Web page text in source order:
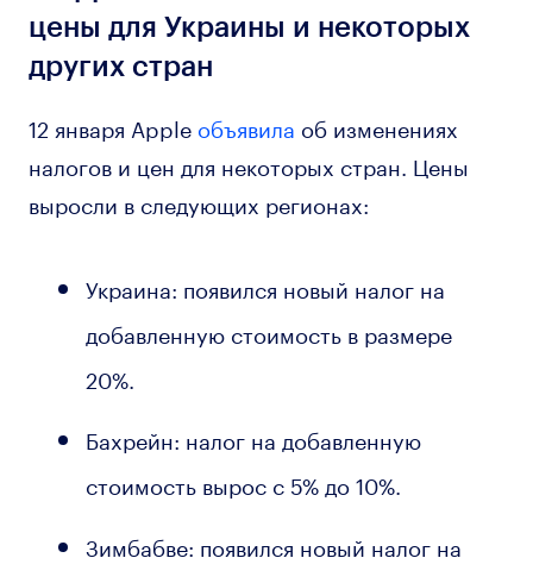
цены для Украины и некоторых
других стран
12 января Apple объявила об изменениях
налогов и цен для некоторых стран. Цены
выросли в следующих регионах:
Украина: появился новый налог на
добавленную стоимость в размере
20%.
Бахрейн: налог на добавленную
стоимость вырос с 5% до 10%.
Зимбабве: появился новый налог на